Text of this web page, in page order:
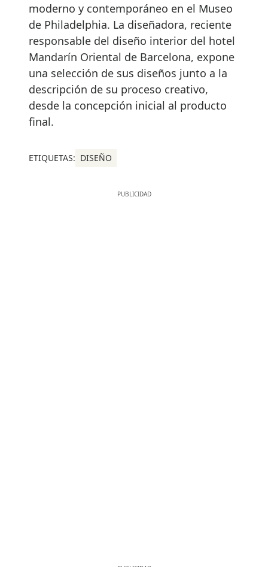
moderno y contemporáneo en el Museo
de Philadelphia. La diseñadora, reciente
responsable del diseño interior del hotel
Mandarín Oriental de Barcelona, expone
una selección de sus diseños junto a la
descripción de su proceso creativo,
desde la concepción inicial al producto
final.
ETIQUETAS: DISEÑO